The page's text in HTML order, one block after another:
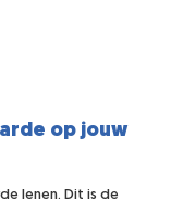
op jouw
lenen. Dit is de